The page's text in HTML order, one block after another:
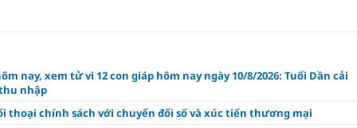
nay, xem tử vi 12 con giáp hôm nay ngày 10/8/2026: Tuổi Dần cải
nhập
thoại chính sách với chuyển đổi số và xúc tiến thương mại